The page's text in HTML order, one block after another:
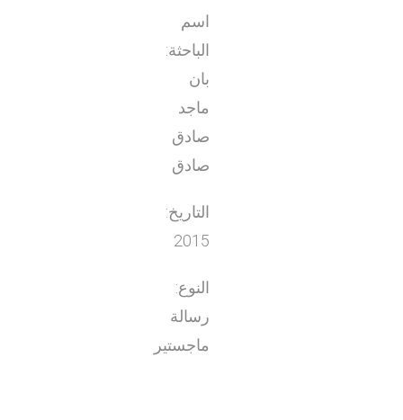
اسم
الباحثة:
بان
ماجد
صادق
صادق
التاريخ:
2015
النوع:
رسالة
ماجستير